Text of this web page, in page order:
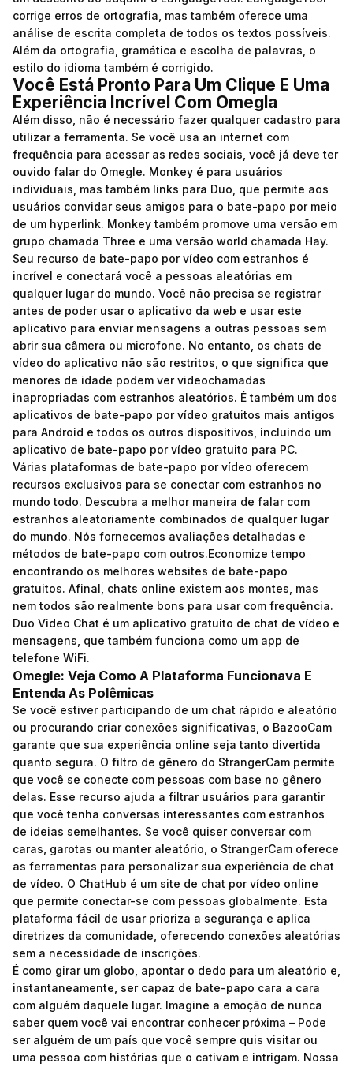
corrige erros de ortografia, mas também oferece uma
análise de escrita completa de todos os textos possíveis.
Além da ortografia, gramática e escolha de palavras, o
estilo do idioma também é corrigido.
Você Está Pronto Para Um Clique E Uma
Experiência Incrível Com Omegla
Além disso, não é necessário fazer qualquer cadastro para
utilizar a ferramenta. Se você usa an internet com
frequência para acessar as redes sociais, você já deve ter
ouvido falar do Omegle. Monkey é para usuários
individuais, mas também links para Duo, que permite aos
usuários convidar seus amigos para o bate-papo por meio
de um hyperlink. Monkey também promove uma versão em
grupo chamada Three e uma versão world chamada Hay.
Seu recurso de bate-papo por vídeo com estranhos é
incrível e conectará você a pessoas aleatórias em
qualquer lugar do mundo. Você não precisa se registrar
antes de poder usar o aplicativo da web e usar este
aplicativo para enviar mensagens a outras pessoas sem
abrir sua câmera ou microfone. No entanto, os chats de
vídeo do aplicativo não são restritos, o que significa que
menores de idade podem ver videochamadas
inapropriadas com estranhos aleatórios. É também um dos
aplicativos de bate-papo por vídeo gratuitos mais antigos
para Android e todos os outros dispositivos, incluindo um
aplicativo de bate-papo por vídeo gratuito para PC.
Várias plataformas de bate-papo por vídeo oferecem
recursos exclusivos para se conectar com estranhos no
mundo todo. Descubra a melhor maneira de falar com
estranhos aleatoriamente combinados de qualquer lugar
do mundo. Nós fornecemos avaliações detalhadas e
métodos de bate-papo com outros.Economize tempo
encontrando os melhores websites de bate-papo
gratuitos. Afinal, chats online existem aos montes, mas
nem todos são realmente bons para usar com frequência.
Duo Video Chat é um aplicativo gratuito de chat de vídeo e
mensagens, que também funciona como um app de
telefone WiFi.
Omegle: Veja Como A Plataforma Funcionava E
Entenda As Polêmicas
Se você estiver participando de um chat rápido e aleatório
ou procurando criar conexões significativas, o BazooCam
garante que sua experiência online seja tanto divertida
quanto segura. O filtro de gênero do StrangerCam permite
que você se conecte com pessoas com base no gênero
delas. Esse recurso ajuda a filtrar usuários para garantir
que você tenha conversas interessantes com estranhos
de ideias semelhantes. Se você quiser conversar com
caras, garotas ou manter aleatório, o StrangerCam oferece
as ferramentas para personalizar sua experiência de chat
de vídeo. O ChatHub é um site de chat por vídeo online
que permite conectar-se com pessoas globalmente. Esta
plataforma fácil de usar prioriza a segurança e aplica
diretrizes da comunidade, oferecendo conexões aleatórias
sem a necessidade de inscrições.
É como girar um globo, apontar o dedo para um aleatório e,
instantaneamente, ser capaz de bate-papo cara a cara
com alguém daquele lugar. Imagine a emoção de nunca
saber quem você vai encontrar conhecer próxima – Pode
ser alguém de um país que você sempre quis visitar ou
uma pessoa com histórias que o cativam e intrigam. Nossa